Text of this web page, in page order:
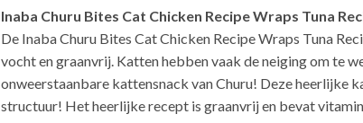
Inaba Churu Bites Cat Chicken Recipe Wraps Tuna
De Inaba Churu Bites Cat Chicken Recipe Wraps Tuna
vocht en graanvrij. Katten hebben vaak de neiging om te
onweerstaanbare kattensnack van Churu! Deze heerlijke
structuur! Het heerlijke recept is graanvrij en bevat